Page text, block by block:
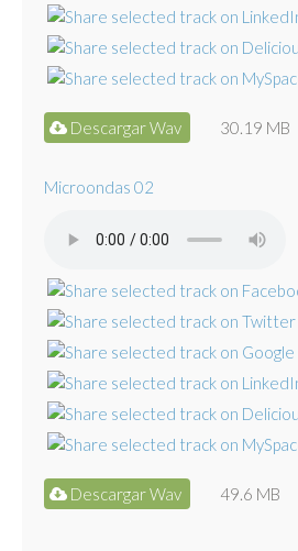
Descargar Wav 30.19 MB
Microondas 02
Descargar Wav 49.6 MB